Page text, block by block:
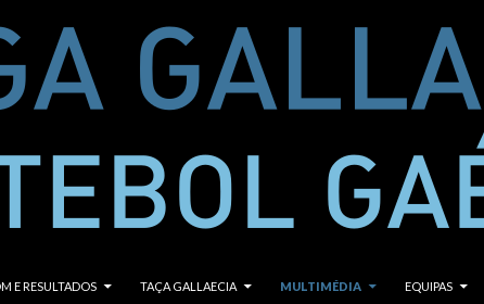
E RESULTADOS TAÇA GALLAECIA MULTIMÉDIA EQUIPAS